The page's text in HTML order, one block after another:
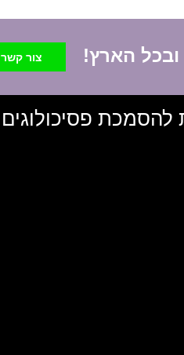
ובכל הארץ! צור קשר
להסמכת פסיכולוגים